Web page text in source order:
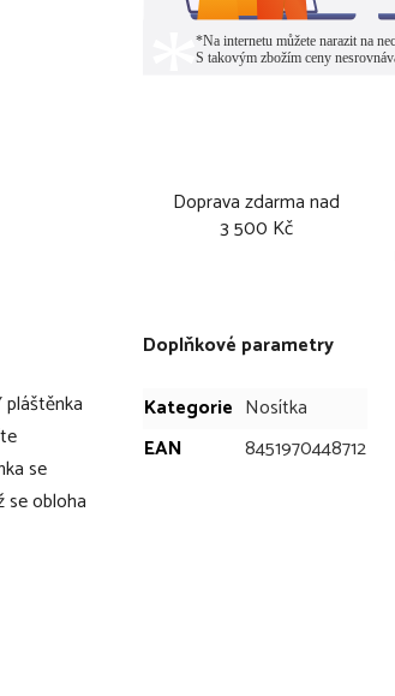
Doprava zdarma nad
3 500 Kč
pláštěnka
se
se obloha
Doplňkové parametry
Kategorie Nosítka
EAN
8451970448712